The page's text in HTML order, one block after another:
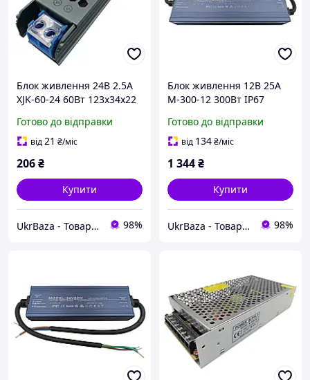
Блок живлення 24В 2.5А
XJK-60-24 60Вт 123x34x22
Готово до відправки
від21 ₴/міс
206₴
Купити
UkrBaza - Товари для дому дозвілля та відпочинку 98%
Блок живлення 12В 25А
M-300-12 300Вт IP67
Готово до відправки
від 134₴/міс
1 344₴
Купити
UkrBaza - Товари для дому дозвілля та відпочинку 98%